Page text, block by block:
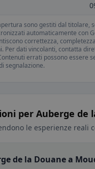
sono gestiti dal titolare,
automaticamente con
correttezza,
Per dati vincolanti, contatta
errati possono essere
segnalazione.
per Auberge de
le esperienze reali
de la Douane a